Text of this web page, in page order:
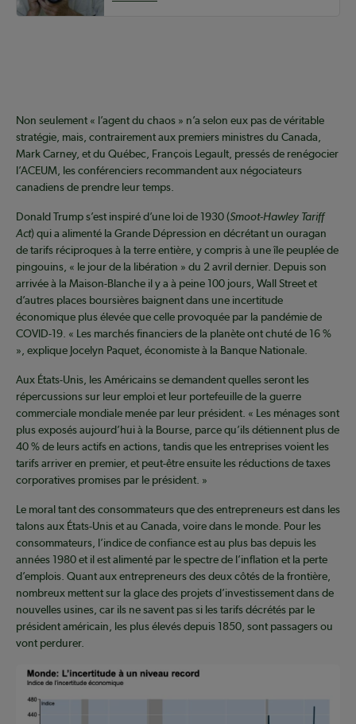
Non seulement « l’agent du chaos » n’a selon eux pas de véritable
stratégie, mais, contrairement aux premiers ministres du Canada,
Mark Carney, et du Québec, François Legault, pressés de renégocier
l’ACEUM, les conférenciers recommandent aux négociateurs
canadiens de prendre leur temps.
Donald Trump s’est inspiré d’une loi de 1930 (Smoot-Hawley Tariff
Act) qui a alimenté la Grande Dépression en décrétant un ouragan
de tarifs réciproques à la terre entière, y compris à une île peuplée de
pingouins, « le jour de la libération » du 2 avril dernier. Depuis son
arrivée à la Maison-Blanche il y a à peine 100 jours, Wall Street et
d’autres places boursières baignent dans une incertitude
économique plus élevée que celle provoquée par la pandémie de
COVID-19. « Les marchés financiers de la planète ont chuté de 16 %
», explique Jocelyn Paquet, économiste à la Banque Nationale.
Aux États-Unis, les Américains se demandent quelles seront les
répercussions sur leur emploi et leur portefeuille de la guerre
commerciale mondiale menée par leur président. « Les ménages sont
plus exposés aujourd’hui à la Bourse, parce qu’ils détiennent plus de
40 % de leurs actifs en actions, tandis que les entreprises voient les
tarifs arriver en premier, et peut-être ensuite les réductions de taxes
corporatives promises par le président. »
Le moral tant des consommateurs que des entrepreneurs est dans les
talons aux États-Unis et au Canada, voire dans le monde. Pour les
consommateurs, l’indice de confiance est au plus bas depuis les
années 1980 et il est alimenté par le spectre de l’inflation et la perte
d’emplois. Quant aux entrepreneurs des deux côtés de la frontière,
nombreux mettent sur la glace des projets d’investissement dans de
nouvelles usines, car ils ne savent pas si les tarifs décrétés par le
président américain, les plus élevés depuis 1850, sont passagers ou
vont perdurer.